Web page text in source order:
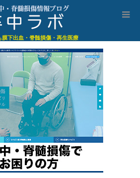
膜下出血・脊髄損傷・再生医療